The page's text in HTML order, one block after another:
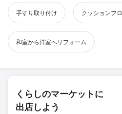
手すり取り付け クッションフ
和室から洋室へリフォーム
くらしのマーケットに
出店しよう